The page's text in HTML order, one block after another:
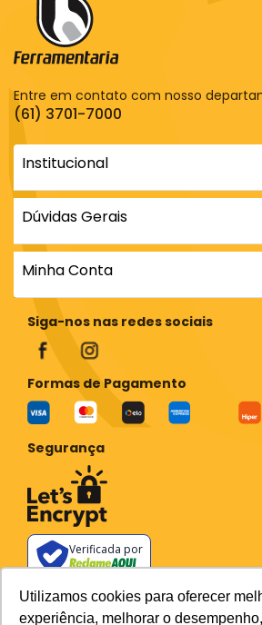
Utilizamos cookies para oferecer
experiência, melhorar o
Entre em contato com nosso
(61) 3701-7000
Institucional
Dúvidas Gerais
Minha Conta
Siga-nos nas redes sociais
Formas de Pagamento
Segurança
Verificada por
Todos os preços e condições deste site são
no site e não se aplicam a Loja Física.
previstos no site prevalecem aos demais